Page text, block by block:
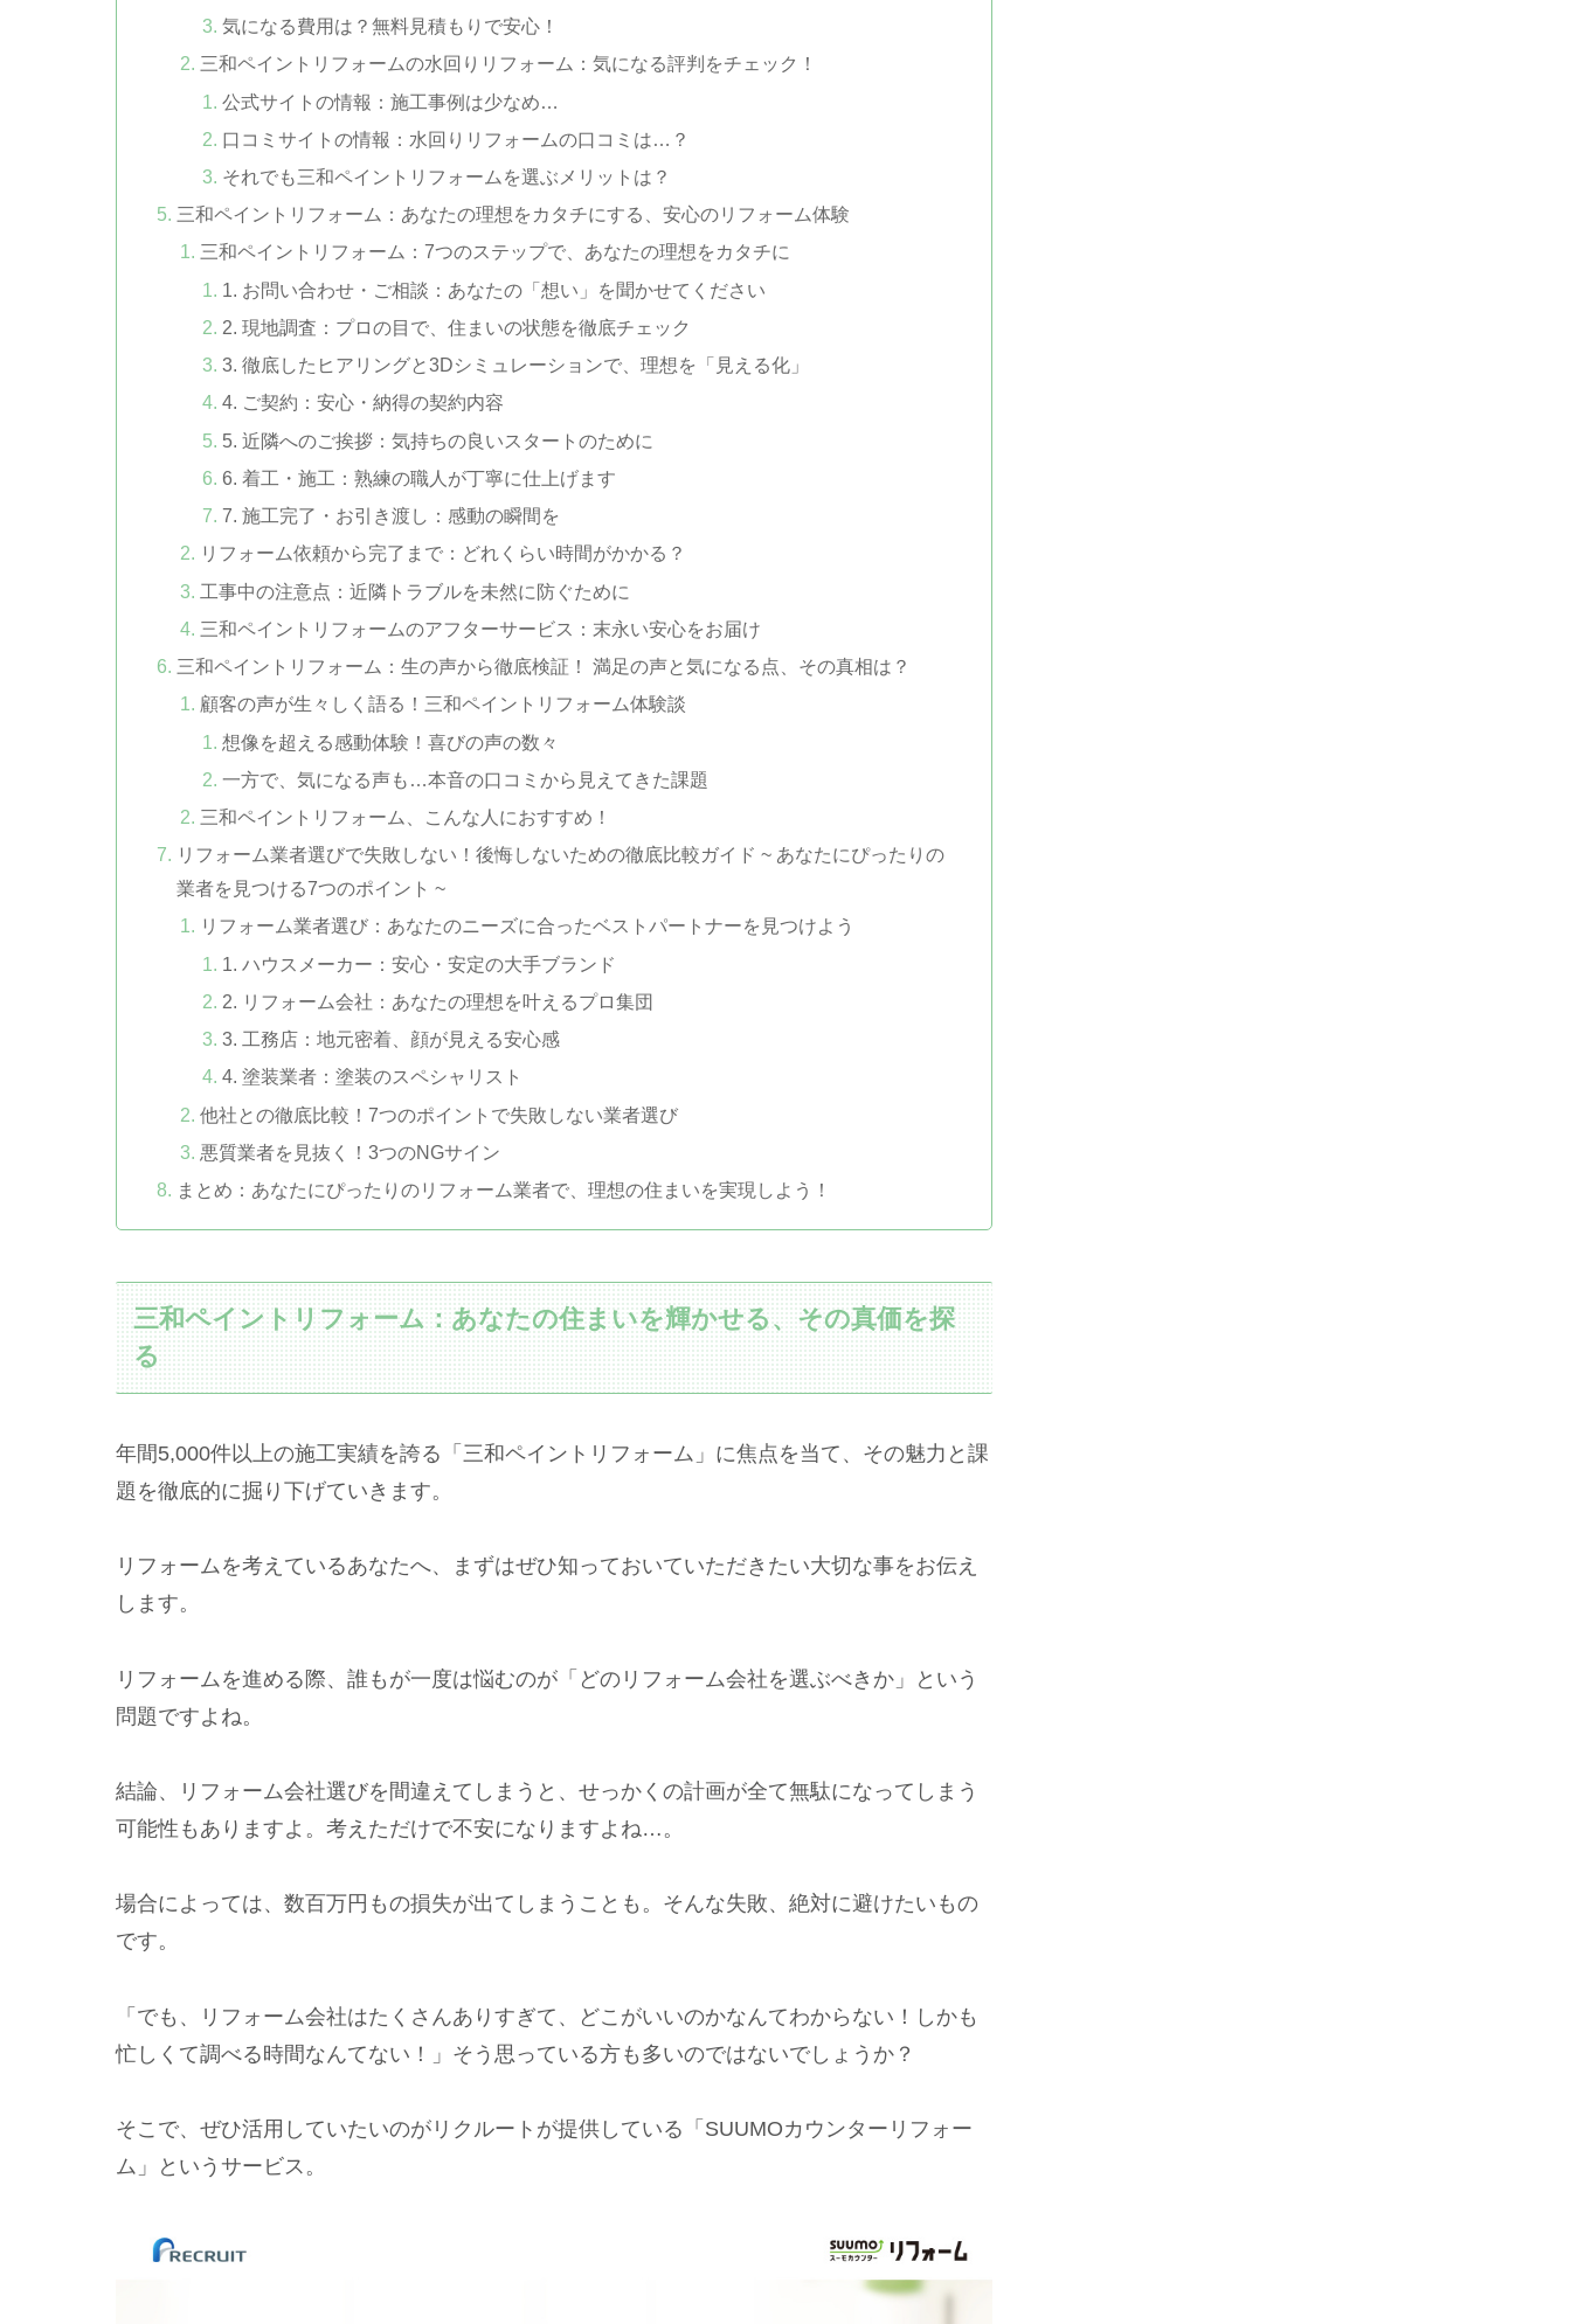
気になる費用は？無料見積もりで安心！
三和ペイントリフォームの水回りリフォーム：気になる評判をチェック！
公式サイトの情報：施工事例は少なめ…
口コミサイトの情報：水回りリフォームの口コミは…？
それでも三和ペイントリフォームを選ぶメリットは？
三和ペイントリフォーム：あなたの理想をカタチにする、安心のリフォーム体験
三和ペイントリフォーム：7つのステップで、あなたの理想をカタチに
1. お問い合わせ・ご相談：あなたの「想い」を聞かせてください
2. 現地調査：プロの目で、住まいの状態を徹底チェック
3. 徹底したヒアリングと3Dシミュレーションで、理想を「見える化」
4. ご契約：安心・納得の契約内容
5. 近隣へのご挨拶：気持ちの良いスタートのために
6. 着工・施工：熟練の職人が丁寧に仕上げます
7. 施工完了・お引き渡し：感動の瞬間を
リフォーム依頼から完了まで：どれくらい時間がかかる？
工事中の注意点：近隣トラブルを未然に防ぐために
三和ペイントリフォームのアフターサービス：末永い安心をお届け
三和ペイントリフォーム：生の声から徹底検証！ 満足の声と気になる点、その真相は？
顧客の声が生々しく語る！三和ペイントリフォーム体験談
想像を超える感動体験！喜びの声の数々
一方で、気になる声も…本音の口コミから見えてきた課題
三和ペイントリフォーム、こんな人におすすめ！
リフォーム業者選びで失敗しない！後悔しないための徹底比較ガイド ~ あなたにぴったりの
業者を見つける7つのポイント ~
リフォーム業者選び：あなたのニーズに合ったベストパートナーを見つけよう
1. ハウスメーカー：安心・安定の大手ブランド
2. リフォーム会社：あなたの理想を叶えるプロ集団
3. 工務店：地元密着、顔が見える安心感
4. 塗装業者：塗装のスペシャリスト
他社との徹底比較！7つのポイントで失敗しない業者選び
悪質業者を見抜く！3つのNGサイン
まとめ：あなたにぴったりのリフォーム業者で、理想の住まいを実現しよう！
三和ペイントリフォーム：あなたの住まいを輝かせる、その真価を探
る
年間5,000件以上の施工実績を誇る「三和ペイントリフォーム」に焦点を当て、その魅力と課
題を徹底的に掘り下げていきます。
リフォームを考えているあなたへ、まずはぜひ知っておいていただきたい大切な事をお伝え
します。
リフォームを進める際、誰もが一度は悩むのが「どのリフォーム会社を選ぶべきか」という
問題ですよね。
結論、リフォーム会社選びを間違えてしまうと、せっかくの計画が全て無駄になってしまう
可能性もありますよ。考えただけで不安になりますよね…。
場合によっては、数百万円もの損失が出てしまうことも。そんな失敗、絶対に避けたいもの
です。
「でも、リフォーム会社はたくさんありすぎて、どこがいいのかなんてわからない！しかも
忙しくて調べる時間なんてない！」そう思っている方も多いのではないでしょうか？
そこで、ぜひ活用していたいのがリクルートが提供している「SUUMOカウンターリフォー
ム」というサービス。